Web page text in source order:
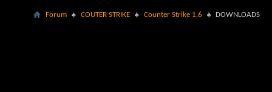
Forum COUTER STRIKE Counter Strike 1.6 DOWNLOADS